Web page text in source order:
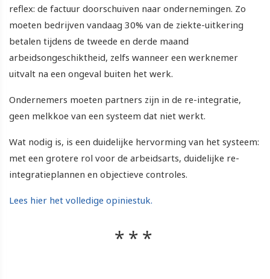
reflex: de factuur doorschuiven naar ondernemingen. Zo
moeten bedrijven vandaag 30% van de ziekte-uitkering
betalen tijdens de tweede en derde maand
arbeidsongeschiktheid, zelfs wanneer een werknemer
uitvalt na een ongeval buiten het werk.
Ondernemers moeten partners zijn in de re-integratie,
geen melkkoe van een systeem dat niet werkt.
Wat nodig is, is een duidelijke hervorming van het systeem:
met een grotere rol voor de arbeidsarts, duidelijke re-
integratieplannen en objectieve controles.
Lees hier het volledige opiniestuk.